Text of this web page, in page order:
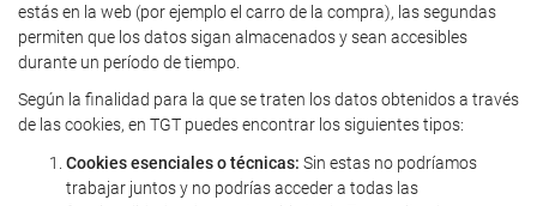
estás en la web (por ejemplo el carro de la compra), las segundas
permiten que los datos sigan almacenados y sean accesibles
durante un período de tiempo.
Según la finalidad para la que se traten los datos obtenidos a través
de las cookies, en TGT puedes encontrar los siguientes tipos:
Cookies esenciales o técnicas: Sin estas no podríamos
trabajar juntos y no podrías acceder a todas las